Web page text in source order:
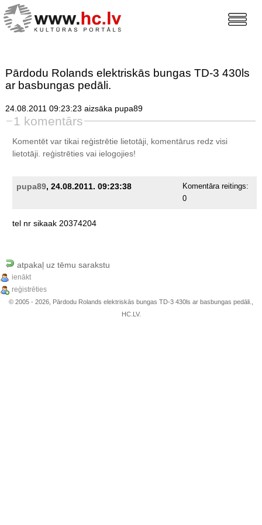
Pārdodu Rolands elektriskās bungas TD-3 430ls
ar basbungas pedāli.
24.08.2011 09:23:23 aizsāka pupa89
1 komentārs
Komentēt var tikai reģistrētie lietotāji, komentārus redz visi
lietotāji. reģistrētiesvai ielogojies!
pupa89, 24.08.2011. 09:23:38
Komentāra reitings:
0
tel nr sikaak 20374204
atpakaļ uz tēmu sarakstu
ienākt
reģistrēties
© 2005 - 2026, Pārdodu Rolands elektriskās bungas TD-3 430ls ar basbungas pedāli.,
HC.LV.